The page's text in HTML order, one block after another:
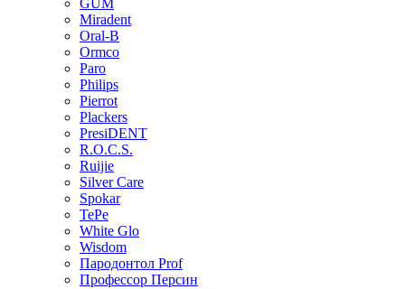
GUM
Miradent
Oral-B
Ormco
Paro
Philips
Pierrot
Plackers
PresiDENT
R.O.C.S.
Ruijie
Silver Care
Spokar
TePe
White Glo
Wisdom
Пародонтол Prof
Профессор Персин